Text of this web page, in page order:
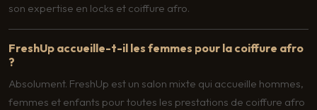
son expertise en locks et coiffure afro.
FreshUp accueille-t-il les femmes pour la coiffure afro
?
Absolument. FreshUp est un salon mixte qui accueille hommes,
femmes et enfants pour toutes les prestations de coiffure afro